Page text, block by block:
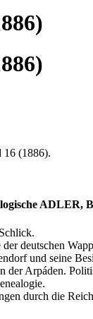
16 (1886).
ADLER,
deutschen
und seine
Arpáden.
durch die